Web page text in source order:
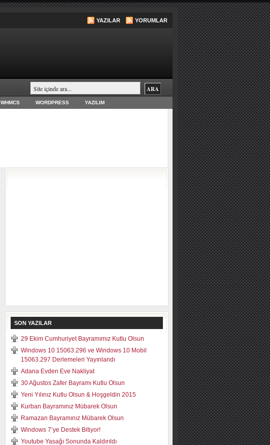
YAZILAR YORUMLAR
WHMCS WORDPRESS YAZILIM
SON YAZILAR
29 Ekim Cumhuriyet Bayramımız Kutlu Olsun
Windows 10 15063.296 ve Windows 10 Mobil
15063.297 Derlemeleri Yayınlandı
Adana Evden Eve Nakliyat
30 Ağustos Zafer Bayramı Kutlu Olsun
Yeni Yılınız Kutlu Olsun & Hoşgeldin 2015
Kurban Bayramınız Mübarek Olsun
Ramazan Bayramınız Mübarek Olsun
Windows 7’ye Destek Bitiyor!
Youtube Yasağı Sonunda Kaldırıldı